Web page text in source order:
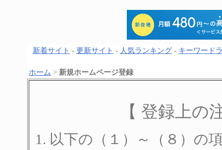
新着サイト - 更新サイト - 人気ランキング - キーワード
ホーム > 新規ホームページ登録
【 登録上の
以下の（１）～（８）の